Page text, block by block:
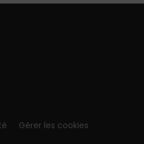
Gérer les cookies